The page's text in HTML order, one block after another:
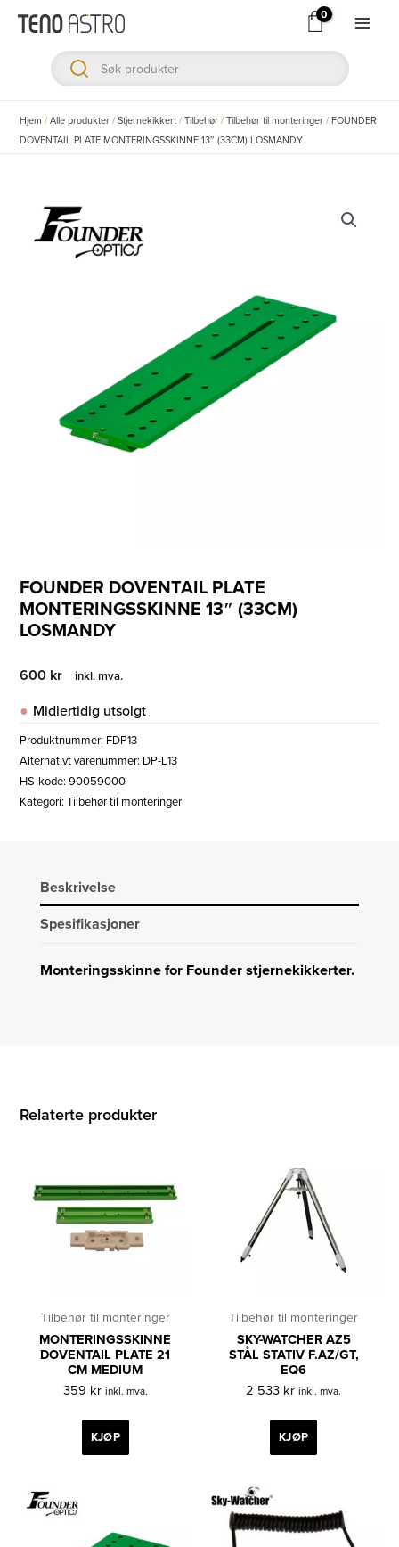
Hopp
innholdet
Hjem /Alle produkter /Stjernekikkert /Tilbehør /Tilbehør til monteringer /FOUNDER
DOVENTAIL PLATE MONTERINGSSKINNE 13″ (33CM) LOSMANDY
FOUNDER DOVENTAIL PLATE
MONTERINGSSKINNE 13″ (33CM)
LOSMANDY
600 kr inkl. mva.
Midlertidig utsolgt
Produktnummer: FDP13
Alternativt varenummer: DP-L13
HS-kode: 90059000
Kategori:Tilbehør til monteringer
Beskrivelse
Spesifikasjoner
Monteringsskinne for Founder stjernekikkerter.
Relaterte produkter
Tilbehør til monteringer
MONTERINGSSKINNE
DOVENTAIL PLATE 21
CM MEDIUM
359 kr inkl. mva.
KJØP
Tilbehør til monteringer
SKY-WATCHER AZ5
STÅL STATIV F.AZ/GT,
EQ6
2 533 kr inkl. mva.
KJØP